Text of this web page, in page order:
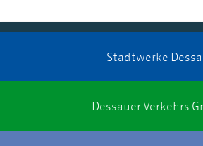
Stadtwerke
Dessauer Verkehrs